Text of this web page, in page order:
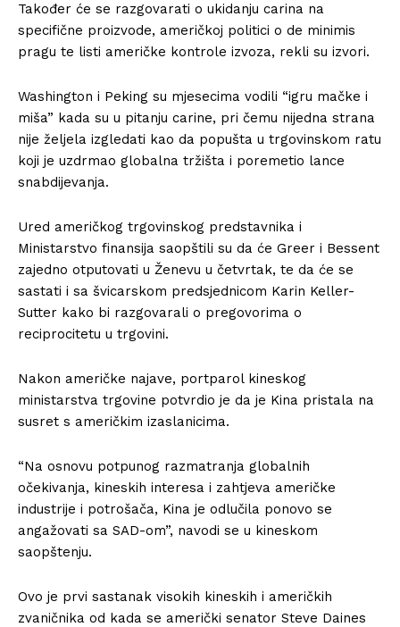
Također će se razgovarati o ukidanju carina na
specifične proizvode, američkoj politici o de minimis
pragu te listi američke kontrole izvoza, rekli su izvori.
Washington i Peking su mjesecima vodili “igru mačke i
miša” kada su u pitanju carine, pri čemu nijedna strana
nije željela izgledati kao da popušta u trgovinskom ratu
koji je uzdrmao globalna tržišta i poremetio lance
snabdijevanja.
Ured američkog trgovinskog predstavnika i
Ministarstvo finansija saopštili su da će Greer i Bessent
zajedno otputovati u Ženevu u četvrtak, te da će se
sastati i sa švicarskom predsjednicom Karin Keller-
Sutter kako bi razgovarali o pregovorima o
reciprocitetu u trgovini.
Nakon američke najave, portparol kineskog
ministarstva trgovine potvrdio je da je Kina pristala na
susret s američkim izaslanicima.
“Na osnovu potpunog razmatranja globalnih
očekivanja, kineskih interesa i zahtjeva američke
industrije i potrošača, Kina je odlučila ponovo se
angažovati sa SAD-om”, navodi se u kineskom
saopštenju.
Ovo je prvi sastanak visokih kineskih i američkih
zvaničnika od kada se američki senator Steve Daines